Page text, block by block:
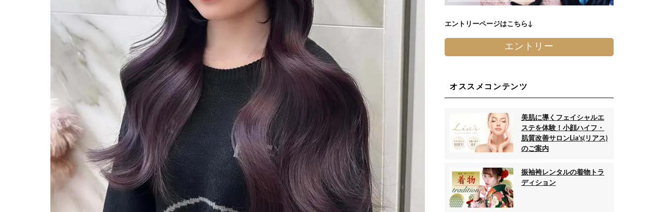
エントリーページはこちら↓
エントリー
オススメコンテンツ
美肌に導くフェイシャルエ
ステを体験！小顔ハイフ・
肌質改善サロンLia’s(リアス)
のご案内
振袖袴レンタルの着物トラ
ディション